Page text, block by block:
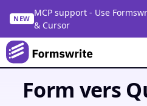
NEW
MCP support - Use
& Cursor
Form vers